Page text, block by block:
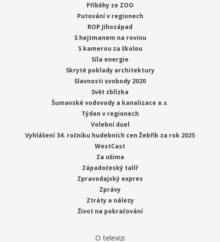
Příběhy ze ZOO
Putování v regionech
ROP Jihozápad
S hejtmanem na rovinu
S kamerou za školou
Síla energie
Skryté poklady architektury
Slavnosti svobody 2020
Svět zblízka
Šumavské vodovody a kanalizace a.s.
Týden v regionech
Volební duel
Vyhlášení 34. ročníku hudebních cen Žebřík za rok 2025
WestCast
Za ušima
Západočeský talíř
Zpravodajský expres
Zprávy
Ztráty a nálezy
Život na pokračování
O televizi